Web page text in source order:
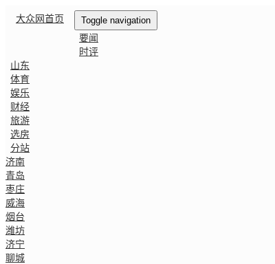
Toggle navigation
大众网首页
要闻
时评
山东
体育
娱乐
财经
旅游
选房
分站
济南
青岛
枣庄
威海
烟台
潍坊
济宁
聊城